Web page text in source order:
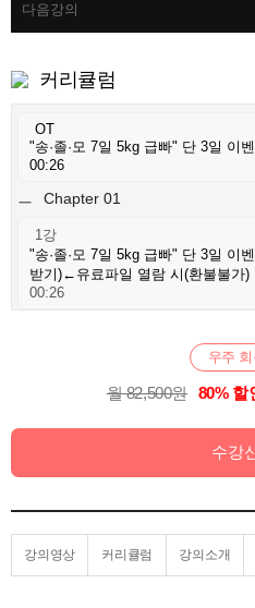
다음강의
커리큘럼
OT
"송·졸·모 7일 5kg 급빠" 단 3일 이
00:26
Chapter 01
1강
"송·졸·모 7일 5kg 급빠" 단 3일 이
받기)←유료파일 열람 시(환불불가)
00:26
백스텝 3.0 – 대사 3배 연소 루틴
5체질 백분율표 – 체질별 해독 포인
우주
월 82,500원 80% 할
수강
강의영상 커리큘럼 강의소개